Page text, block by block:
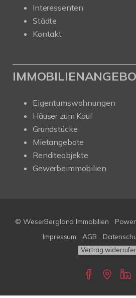
Interessenten
Städte
Kontakt
Eigentumswohnungen
Häuser zum Kauf
Grundstücke
Mietangebote
Renditeobjekte
Gewerbeimmobilien
© WeserBergland Immobilien
Impressum
AGB
Vertrag